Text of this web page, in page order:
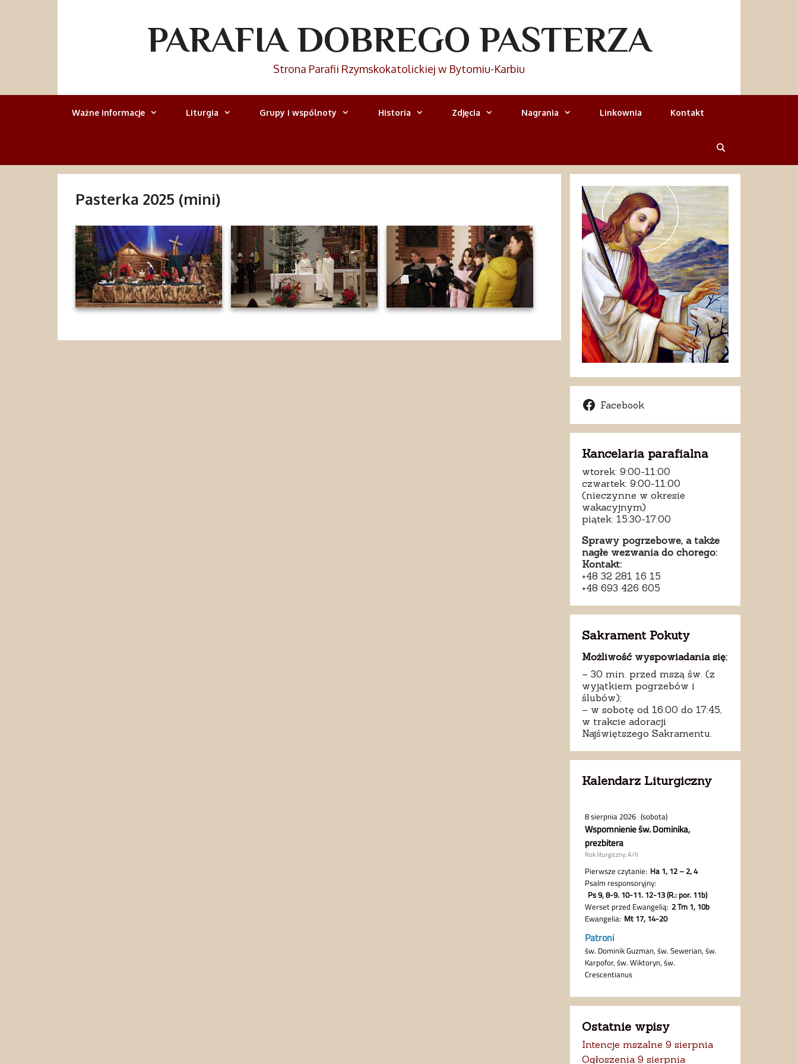
PARAFIA DOBREGO PASTERZA
Strona Parafii Rzymskokatolickiej w Bytomiu-Karbiu
Ważne informacje Liturgia Grupy i wspólnoty Historia Zdjęcia Nagrania Linkownia Kontakt
Pasterka 2025 (mini)
Facebook
Kancelaria parafialna
wtorek: 9:00-11:00
czwartek: 9:00-11:00
(nieczynne w okresie
wakacyjnym)
piątek: 15:30-17:00
Sprawy pogrzebowe, a także
nagłe wezwania do chorego:
Kontakt:
+48 32 281 16 15
+48 693 426 605
Sakrament Pokuty
Możliwość wyspowiadania się:
– 30 min. przed mszą św. (z
wyjątkiem pogrzebów i
ślubów);
– w sobotę od 16:00 do 17:45,
w trakcie adoracji
Najświętszego Sakramentu.
Kalendarz Liturgiczny
Ostatnie wpisy
Intencje mszalne 9 sierpnia
Ogłoszenia 9 sierpnia